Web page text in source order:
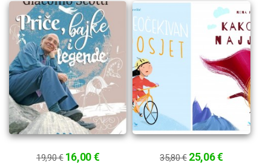
19,90 € 16,00 €
35,80 € 25,06 €